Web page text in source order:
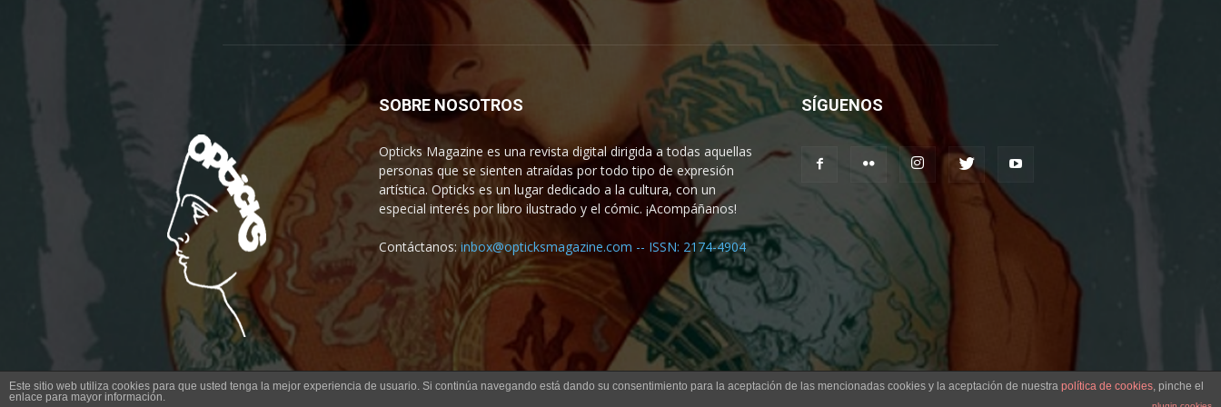
SOBRE NOSOTROS
Opticks Magazine es una revista digital dirigida a todas aquellas
personas que se sienten atraídas por todo tipo de expresión
artística. Opticks es un lugar dedicado a la cultura, con un
especial interés por libro ilustrado y el cómic. ¡Acompáñanos!
Contáctanos:inbox@opticksmagazine.com -- ISSN: 2174-4904
SÍGUENOS
Este sitio web utiliza cookies para que usted tenga la mejor experiencia de usuario. Si continúa navegando está dando su consentimiento para la aceptación de las mencionadas cookies y la aceptación de nuestra política de cookies, pinche el
enlace para mayor información.